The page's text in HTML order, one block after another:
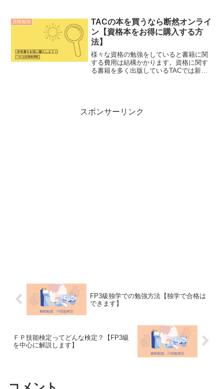
資格勉強
TACの本を買うなら断然オンライ
ン【資格本をお得に購入する方
法】
様々な資格の勉強をしていると書籍に関
する費用は結構かかります。資格に関す
る書籍を多く出版しているTACでは新品
スポンサーリンク
FP3級独学での勉強方法【独学で合格は
できます】
ＦＰ技能検定ってどんな検定？【FP3級
を中心に解説します】